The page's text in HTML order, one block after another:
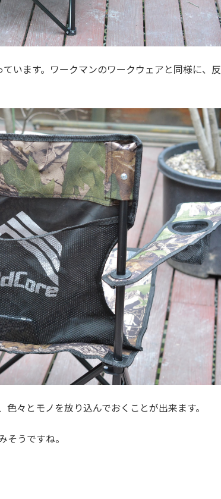
います。ワークマンのワークウェアと同様に、反
々とモノを放り込んでおくことが出来ます。
うですね。